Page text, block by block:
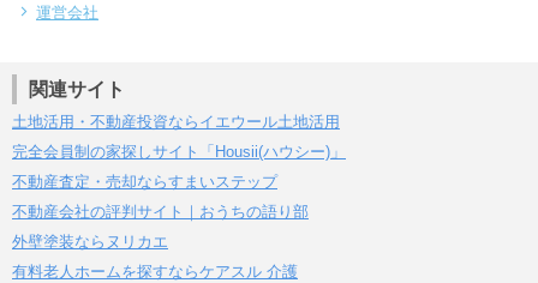
運営会社
関連サイト
土地活用・不動産投資ならイエウール土地活用
完全会員制の家探しサイト「Housii(ハウシー)」
不動産査定・売却ならすまいステップ
不動産会社の評判サイト｜おうちの語り部
外壁塗装ならヌリカエ
有料老人ホームを探すならケアスル 介護